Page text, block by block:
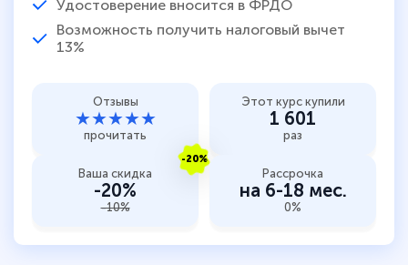
Удостоверение вносится в ФРДО
Возможность получить налоговый вычет
13%
Отзывы
★★★★★
прочитать
Этот курс купили
1 601
раз
-20%
Ваша скидка
-20%
-10%
Рассрочка
на 6-18 мес.
0%